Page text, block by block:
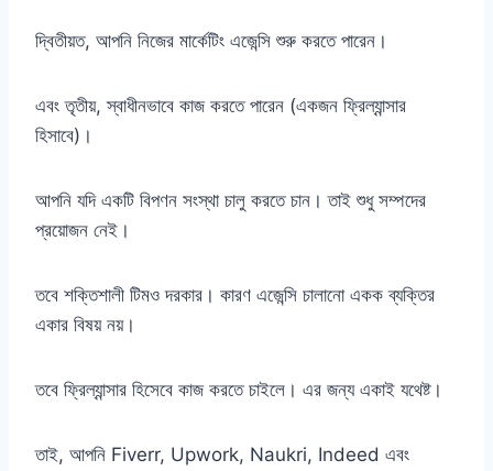
দ্বিতীয়ত, আপনি নিজের মার্কেটিং এজেন্সি শুরু করতে পারেন।
এবং তৃতীয়, স্বাধীনভাবে কাজ করতে পারেন (একজন ফ্রিল্যান্সার
হিসাবে)।
আপনি যদি একটি বিপণন সংস্থা চালু করতে চান। তাই শুধু সম্পদের
প্রয়োজন নেই।
তবে শক্তিশালী টিমও দরকার। কারণ এজেন্সি চালানো একক ব্যক্তির
একার বিষয় নয়।
তবে ফ্রিল্যান্সার হিসেবে কাজ করতে চাইলে। এর জন্য একাই যথেষ্ট।
তাই, আপনি Fiverr, Upwork, Naukri, Indeed এবং